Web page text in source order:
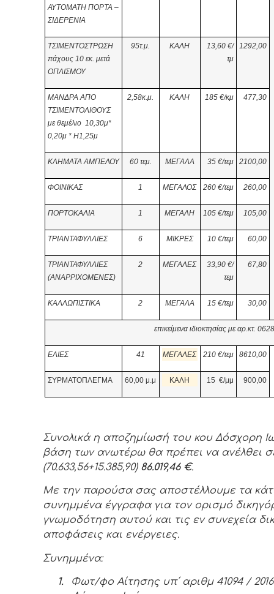
ΑΥΤΟΜΑΤΗ ΠΟΡΤΑ –
ΣΙΔΕΡΕΝΙΑ
ΤΣΙΜΕΝΤΟΣΤΡΩΣΗ
πάχους 10 εκ. μετά
ΟΠΛΙΣΜΟΥ
95τ.μ. ΚΑΛΗ
13,60 €/
τμ
1292,00
ΜΑΝΔΡΑ ΑΠΟ
ΤΣΙΜΕΝΤΟΛΙΘΟΥΣ
με θεμέλιο 10,30μ*
0,20μ * Η1,25μ
2,58κ.μ. ΚΑΛΗ 185 €/κμ 477,30
ΚΛΗΜΑΤΑ ΑΜΠΕΛΟΥ 60 τεμ. ΜΕΓΑΛΑ 35 €/τεμ 2100,00
ΦΟΙΝΙΚΑΣ 1 ΜΕΓΑΛΟΣ 260 €/τεμ 260,00
ΠΟΡΤΟΚΑΛΙΑ 1 ΜΕΓΑΛΗ 105 €/τεμ 105,00
ΤΡΙΑΝΤΑΦΥΛΛΙΕΣ 6 ΜΙΚΡΕΣ 10 €/τεμ 60,00
ΤΡΙΑΝΤΑΦΥΛΛΙΕΣ
(ΑΝΑΡΡΙΧΟΜΕΝΕΣ)
2 ΜΕΓΑΛΕΣ 33,90 €/
τεμ
67,80
ΚΑΛΛΩΠΙΣΤΙΚΑ 2 ΜΕΓΑΛΑ 15 €/τεμ 30,00
επικείμενα ιδιοκτησίας με αρ.κτ. 06
ΕΛΙΕΣ 41 ΜΕΓΑΛΕΣ 210 €/τεμ 8610,00
ΣΥΡΜΑΤΟΠΛΕΓΜΑ 60,00 μ.μ ΚΑΛΗ 15 €/μμ 900,00
Συνολικά η αποζημίωσή του κου Δόσχορη
βάση των ανωτέρω θα πρέπει να ανέλθει
(70.633,56+15.385,90) 86.019,46 €.
Με την παρούσα σας αποστέλλουμε τα
συνημμένα έγγραφα για τον ορισμό
γνωμοδότηση αυτού και τις εν συνεχεία
αποφάσεις και ενέργειες.
Συνημμένα:
1.
Φωτ/φο Αίτησης υπ΄ αριθμ 41094 /